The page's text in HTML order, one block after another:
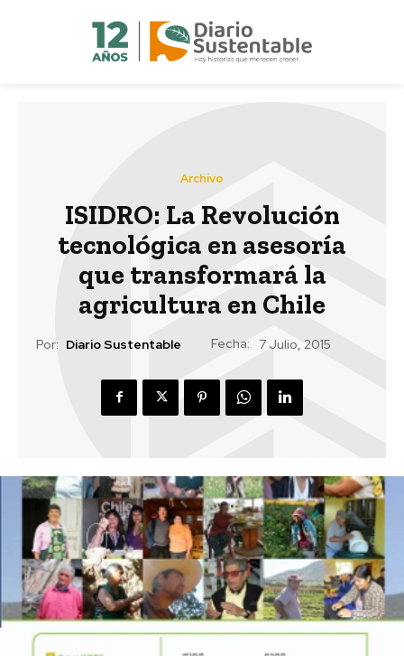
Archivo
ISIDRO: La Revolución
tecnológica en asesoría
que transformará la
agricultura en Chile
Por: Diario Sustentable Fecha: 7 Julio, 2015